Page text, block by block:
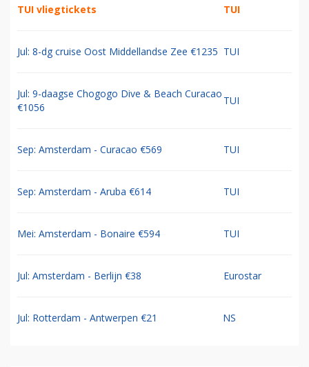
TUI vliegtickets TUI
Jul: 8-dg cruise Oost Middellandse Zee €1235 TUI
Jul: 9-daagse Chogogo Dive & Beach Curacao
€1056
TUI
Sep: Amsterdam - Curacao €569 TUI
Sep: Amsterdam - Aruba €614 TUI
Mei: Amsterdam - Bonaire €594 TUI
Jul: Amsterdam - Berlijn €38 Eurostar
Jul: Rotterdam - Antwerpen €21 NS